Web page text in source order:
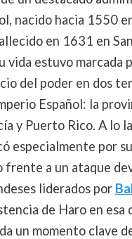
nacido hacia 1550
en 1631 en
vida estuvo marcada
del poder en dos
Español: la
y Puerto Rico. A lo
especialmente por
frente a un ataque
liderados por
de Haro en esa
un momento clave